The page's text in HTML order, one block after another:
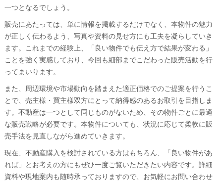
一つとなるでしょう。
販売にあたっては、単に情報を掲載するだけでなく、本物件の魅力
が正しく伝わるよう、写真や資料の見せ方にも工夫を凝らしていき
ます。これまでの経験上、「良い物件でも伝え方で結果が変わる」
ことを強く実感しており、今回も細部までこだわった販売活動を行
ってまいります。
また、周辺環境や市場動向を踏まえた適正価格でのご提案を行うこ
とで、売主様・買主様双方にとって納得感のあるお取引を目指しま
す。不動産は一つとして同じものがないため、その物件ごとに最適
な販売戦略が必要です。本物件についても、状況に応じて柔軟に販
売手法を見直しながら進めていきます。
現在、不動産購入を検討されている方はもちろん、「良い物件があ
れば」とお考えの方にもぜひ一度ご覧いただきたい内容です。詳細
資料や現地案内も随時承っておりますので、お気軽にお問い合わせ